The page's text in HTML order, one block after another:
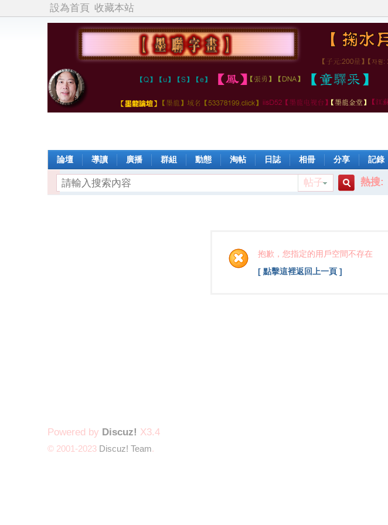
設為首頁 收藏本站
論壇 導讀 廣播 群組 動態 淘帖 日誌 相冊 分享 記錄
帖子
索
熱搜:
抱歉，您指定的用戶空間不存在
[ 點擊這裡返回上一頁 ]
Powered by Discuz! X3.4
© 2001-2023 Discuz! Team.